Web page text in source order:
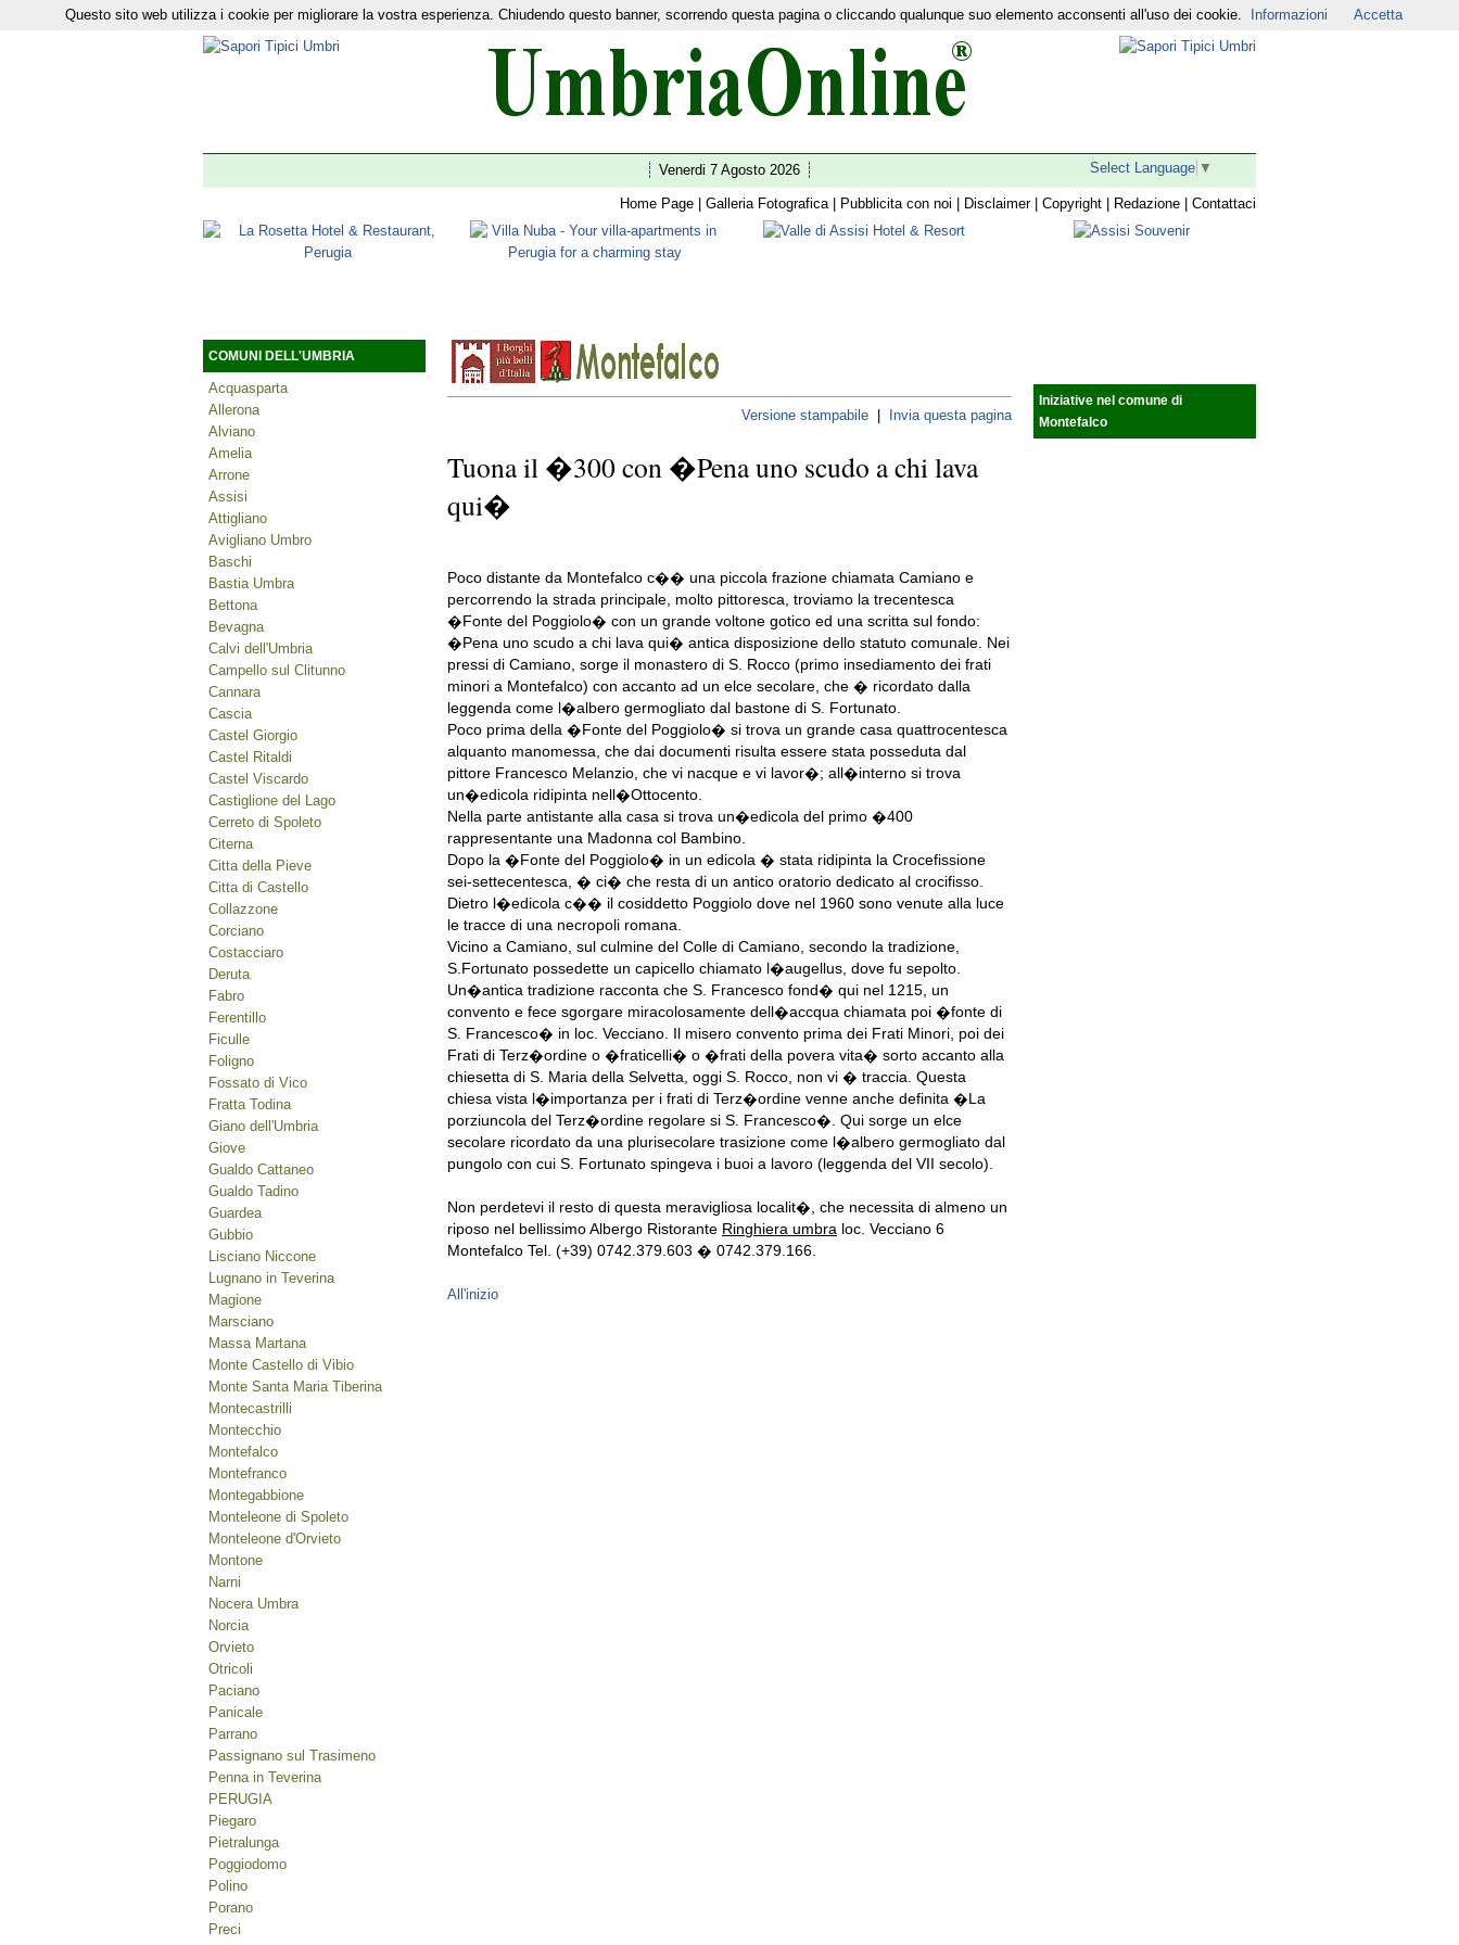
Il nostro network:Home Turismo| News|Ultim'ora|I 92 comuni|Guide|Shopping|Facebook|Twitter|YouTube|
Select Language ▼
Venerdi 7 Agosto 2026
Home Page Galleria Fotografica| Pubblicita con noi Disclaimer| Copyright Redazione Contattaci
Versione stampabile Invia questa pagina
Tuona il �300 con �Pena uno scudo a chi lava
qui�
Poco distante da Montefalco c�� una piccola frazione chiamata Camiano e
percorrendo la strada principale, molto pittoresca, troviamo la trecentesca
�Fonte del Poggiolo� con un grande voltone gotico ed una scritta sul fondo:
�Pena uno scudo a chi lava qui� antica disposizione dello statuto comunale. Nei
pressi di Camiano, sorge il monastero di S. Rocco (primo insediamento dei frati
minori a Montefalco) con accanto ad un elce secolare, che � ricordato dalla
leggenda come l�albero germogliato dal bastone di S. Fortunato.
Poco prima della �Fonte del Poggiolo� si trova un grande casa quattrocentesca
alquanto manomessa, che dai documenti risulta essere stata posseduta dal
pittore Francesco Melanzio, che vi nacque e vi lavor�; all�interno si trova
un�edicola ridipinta nell�Ottocento.
Nella parte antistante alla casa si trova un�edicola del primo �400
rappresentante una Madonna col Bambino.
Dopo la �Fonte del Poggiolo� in un edicola � stata ridipinta la Crocefissione
sei-settecentesca, � ci� che resta di un antico oratorio dedicato al crocifisso.
Dietro l�edicola c�� il cosiddetto Poggiolo dove nel 1960 sono venute alla luce
le tracce di una necropoli romana.
Vicino a Camiano, sul culmine del Colle di Camiano, secondo la tradizione,
S.Fortunato possedette un capicello chiamato l�augellus, dove fu sepolto.
Un�antica tradizione racconta che S. Francesco fond� qui nel 1215, un
convento e fece sgorgare miracolosamente dell�accqua chiamata poi �fonte di
S. Francesco� in loc. Vecciano. Il misero convento prima dei Frati Minori, poi dei
Frati di Terz�ordine o �fraticelli� o �frati della povera vita� sorto accanto alla
chiesetta di S. Maria della Selvetta, oggi S. Rocco, non vi � traccia. Questa
chiesa vista l�importanza per i frati di Terz�ordine venne anche definita �La
porziuncola del Terz�ordine regolare si S. Francesco�. Qui sorge un elce
secolare ricordato da una plurisecolare trasizione come l�albero germogliato dal
pungolo con cui S. Fortunato spingeva i buoi a lavoro (leggenda del VII secolo).
Non perdetevi il resto di questa meravigliosa localit�, che necessita di almeno un
riposo nel bellissimo Albergo Ristorante Ringhiera umbra loc. Vecciano 6
Montefalco Tel. (+39) 0742.379.603 � 0742.379.166.
All'inizio
COMUNI DELL'UMBRIA
Acquasparta
Allerona
Alviano
Amelia
Arrone
Assisi
Attigliano
Avigliano Umbro
Baschi
Bastia Umbra
Bettona
Bevagna
Calvi dell'Umbria
Campello sul Clitunno
Cannara
Cascia
Castel Giorgio
Castel Ritaldi
Castel Viscardo
Castiglione del Lago
Cerreto di Spoleto
Citerna
Citta della Pieve
Citta di Castello
Collazzone
Corciano
Costacciaro
Deruta
Fabro
Ferentillo
Ficulle
Foligno
Fossato di Vico
Fratta Todina
Giano dell'Umbria
Giove
Gualdo Cattaneo
Gualdo Tadino
Guardea
Gubbio
Lisciano Niccone
Lugnano in Teverina
Magione
Marsciano
Massa Martana
Monte Castello di Vibio
Monte Santa Maria Tiberina
Montecastrilli
Montecchio
Montefalco
Montefranco
Montegabbione
Monteleone di Spoleto
Monteleone d'Orvieto
Montone
Narni
Nocera Umbra
Norcia
Orvieto
Otricoli
Paciano
Panicale
Parrano
Passignano sul Trasimeno
Penna in Teverina
PERUGIA
Piegaro
Pietralunga
Poggiodomo
Polino
Porano
Preci
Iniziative nel comune di
Montefalco
Questo sito web utilizza i cookie per migliorare la vostra esperienza. Chiudendo questo banner, scorrendo questa pagina o cliccando qualunque suo elemento acconsenti all'uso dei cookie. Informazioni Accetta